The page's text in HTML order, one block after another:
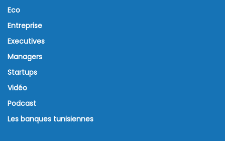
Eco
Entreprise
Executives
Managers
Startups
Vidéo
Podcast
Les banques tunisiennes